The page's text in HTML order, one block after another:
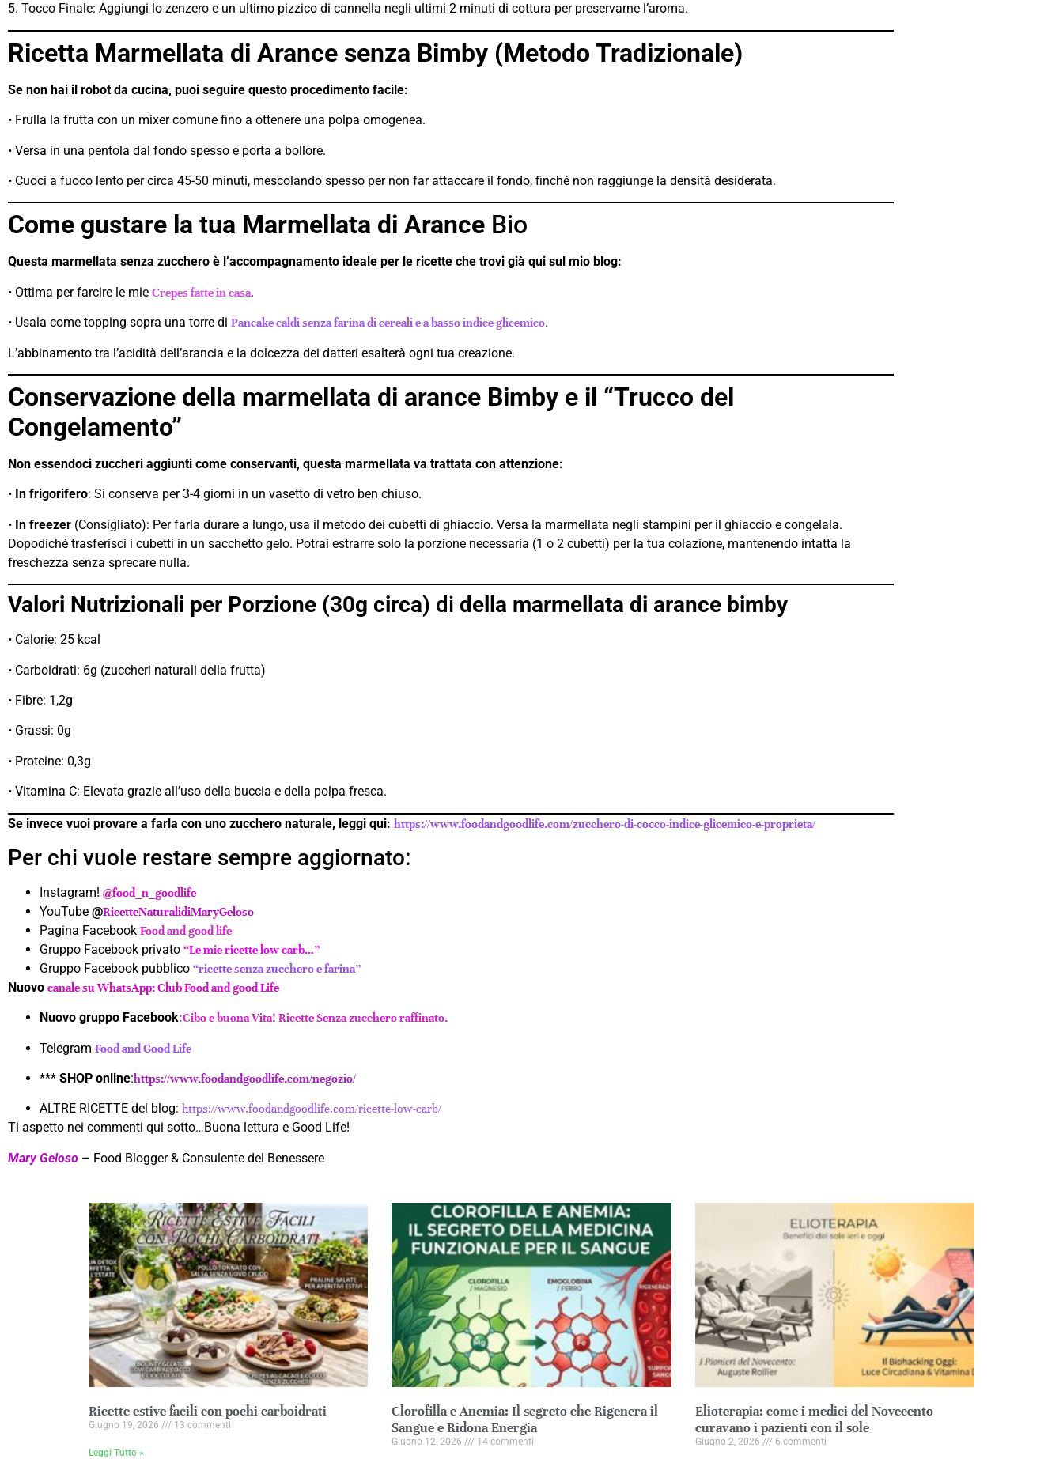
5. Tocco Finale: Aggiungi lo zenzero e un ultimo pizzico di cannella negli ultimi 2 minuti di cottura per preservarne l’aroma.
Ricetta Marmellata di Arance senza Bimby (Metodo Tradizionale)
Se non hai il robot da cucina, puoi seguire questo procedimento facile:
• Frulla la frutta con un mixer comune fino a ottenere una polpa omogenea.
• Versa in una pentola dal fondo spesso e porta a bollore.
• Cuoci a fuoco lento per circa 45-50 minuti, mescolando spesso per non far attaccare il fondo, finché non raggiunge la densità desiderata.
Come gustare la tua Marmellata di Arance Bio
Questa marmellata senza zucchero è l’accompagnamento ideale per le ricette che trovi già qui sul mio blog:
• Ottima per farcire le mie Crepes fatte in casa.
• Usala come topping sopra una torre di Pancake caldi senza farina di cereali e a basso indice glicemico.
L’abbinamento tra l’acidità dell’arancia e la dolcezza dei datteri esalterà ogni tua creazione.
Conservazione della marmellata di arance Bimby e il “Trucco del
Congelamento”
Non essendoci zuccheri aggiunti come conservanti, questa marmellata va trattata con attenzione:
• In frigorifero: Si conserva per 3-4 giorni in un vasetto di vetro ben chiuso.
• In freezer (Consigliato): Per farla durare a lungo, usa il metodo dei cubetti di ghiaccio. Versa la marmellata negli stampini per il ghiaccio e congelala.
Dopodiché trasferisci i cubetti in un sacchetto gelo. Potrai estrarre solo la porzione necessaria (1 o 2 cubetti) per la tua colazione, mantenendo intatta la
freschezza senza sprecare nulla.
Valori Nutrizionali per Porzione (30g circa) di della marmellata di arance bimby
• Calorie: 25 kcal
• Carboidrati: 6g (zuccheri naturali della frutta)
• Fibre: 1,2g
• Grassi: 0g
• Proteine: 0,3g
• Vitamina C: Elevata grazie all’uso della buccia e della polpa fresca.
Se invece vuoi provare a farla con uno zucchero naturale, leggi qui: https://www.foodandgoodlife.com/zucchero-di-cocco-indice-glicemico-e-proprieta/
Per chi vuole restare sempre aggiornato:
Instagram! @food_n_goodlife
YouTube @RicetteNaturalidiMaryGeloso
Pagina Facebook Food and good life
Gruppo Facebook privato “Le mie ricette low carb…”
Gruppo Facebook pubblico “ricette senza zucchero e farina”
Nuovo canale su WhatsApp: Club Food and good Life
Nuovo gruppo Facebook:Cibo e buona Vita! Ricette Senza zucchero raffinato.
Telegram Food and Good Life
*** SHOP online:https://www.foodandgoodlife.com/negozio/
ALTRE RICETTE del blog: https://www.foodandgoodlife.com/ricette-low-carb/
Ti aspetto nei commenti qui sotto…Buona lettura e Good Life!
Mary Geloso – Food Blogger & Consulente del Benessere
Ricette estive facili con pochi carboidrati
Giugno 19, 2026 13 commenti
Leggi Tutto »
Clorofilla e Anemia: Il segreto che Rigenera il
Sangue e Ridona Energia
Giugno 12, 2026 14 commenti
Elioterapia: come i medici del Novecento
curavano i pazienti con il sole
Giugno 2, 2026 6 commenti